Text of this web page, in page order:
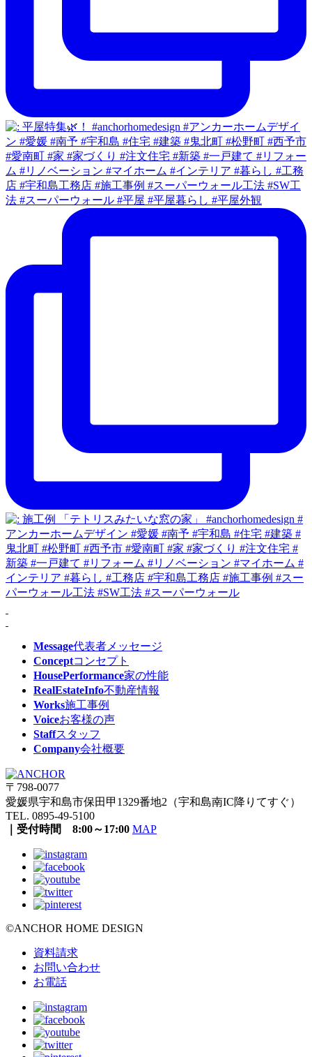
Message代表者メッセージ
Conceptコンセプト
HousePerformance家の性能
RealEstateInfo不動産情報
Works施工事例
Voiceお客様の声
Staffスタッフ
Company会社概要
〒798-0077
愛媛県宇和島市保田甲1329番地2（宇和島南IC降りてすぐ）
TEL. 0895-49-5100
｜受付時間 8:00～17:00 MAP
©ANCHOR HOME DESIGN
資料請求
お問い合わせ
お電話